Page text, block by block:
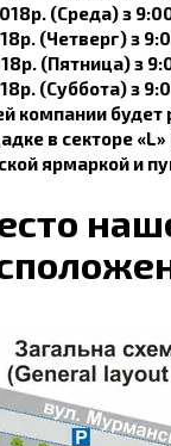
(Среда) з
(Четверг) з
(Пятница) з
(Суббота) з
компании
в секторе
ярмаркой и